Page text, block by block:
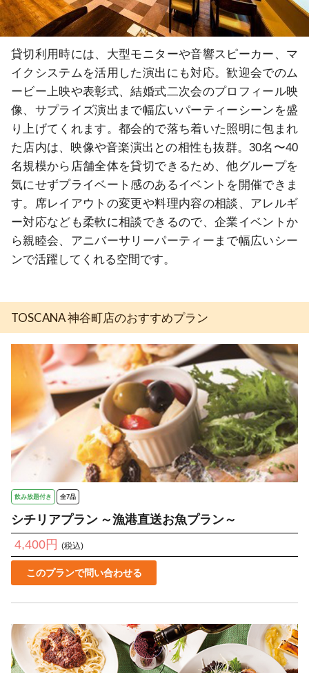
貸切利用時には、大型モニターや音響スピーカー、マ
イクシステムを活用した演出にも対応。歓迎会でのム
ービー上映や表彰式、結婚式二次会のプロフィール映
像、サプライズ演出まで幅広いパーティーシーンを盛
り上げてくれます。都会的で落ち着いた照明に包まれ
た店内は、映像や音楽演出との相性も抜群。30名〜40
名規模から店舗全体を貸切できるため、他グループを
気にせずプライベート感のあるイベントを開催できま
す。席レイアウトの変更や料理内容の相談、アレルギ
ー対応なども柔軟に相談できるので、企業イベントか
ら親睦会、アニバーサリーパーティーまで幅広いシー
ンで活躍してくれる空間です。
TOSCANA 神谷町店のおすすめプラン
飲み放題付き 全7品
シチリアプラン ～漁港直送お魚プラン～
4,400円 (税込)
このプランで問い合わせる